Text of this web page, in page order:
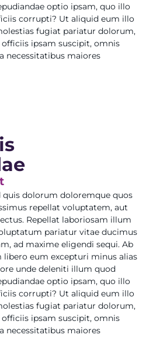
optio ipsam, quo illo
corrupti? Ut aliquid eum illo
fugiat pariatur dolorum,
ipsam suscipit, omnis
necessitatibus maiores
quis dolorum doloremque quos
repellat voluptatem, aut
Repellat laboriosam illum
pariatur vitae ducimus
ad maxime eligendi sequi. Ab
eum excepturi minus alias
unde deleniti illum quod
optio ipsam, quo illo
corrupti? Ut aliquid eum illo
fugiat pariatur dolorum,
ipsam suscipit, omnis
necessitatibus maiores